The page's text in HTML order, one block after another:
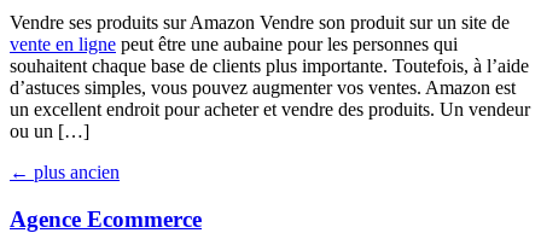
Vendre ses produits sur Amazon Vendre son produit sur un site de
vente en ligne peut être une aubaine pour les personnes qui
souhaitent chaque base de clients plus importante. Toutefois, à l’aide
d’astuces simples, vous pouvez augmenter vos ventes. Amazon est
un excellent endroit pour acheter et vendre des produits. Un vendeur
ou un […]
← plus ancien
Agence Ecommerce